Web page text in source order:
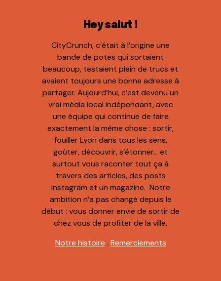
Hey salut !
CityCrunch, c’était à l’origine une
bande de potes qui sortaient
beaucoup, testaient plein de trucs et
avaient toujours une bonne adresse à
partager. Aujourd’hui, c’est devenu un
vrai média local indépendant, avec
une équipe qui continue de faire
exactement la même chose : sortir,
fouiller Lyon dans tous les sens,
goûter, découvrir, s’étonner… et
surtout vous raconter tout ça à
travers des articles, des posts
Instagram et un magazine. Notre
ambition n’a pas changé depuis le
début : vous donner envie de sortir de
chez vous de profiter de la ville.
Notre histoire . Remerciements